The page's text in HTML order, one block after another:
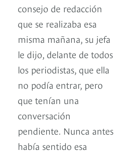
consejo de redacción
que se realizaba esa
misma mañana, su jefa
le dijo, delante de todos
los periodistas, que ella
no podía entrar, pero
que tenían una
conversación
pendiente. Nunca antes
había sentido esa